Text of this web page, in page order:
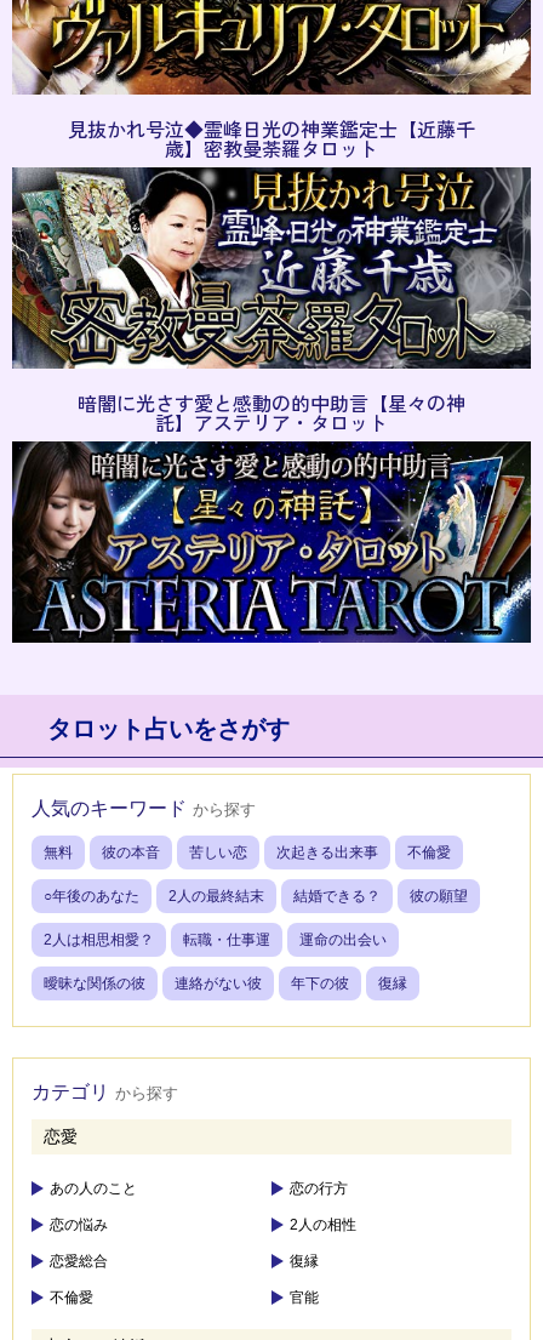
見抜かれ号泣◆霊峰日光の神業鑑定士【近藤千
歳】密教曼荼羅タロット
暗闇に光さす愛と感動の的中助言【星々の神
託】アステリア・タロット
タロット占いをさがす
人気のキーワード から探す
無料 彼の本音 苦しい恋 次起きる出来事 不倫愛
○年後のあなた 2人の最終結末 結婚できる？ 彼の願望
2人は相思相愛？ 転職・仕事運 運命の出会い
曖昧な関係の彼 連絡がない彼 年下の彼 復縁
カテゴリ から探す
恋愛
あの人のこと 恋の行方
恋の悩み 2人の相性
恋愛総合 復縁
不倫愛 官能